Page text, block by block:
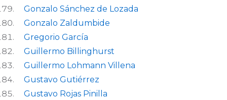
Gonzalo Sánchez de Lozada
Gonzalo Zaldumbide
Gregorio García
Guillermo Billinghurst
Guillermo Lohmann Villena
Gustavo Gutiérrez
Gustavo Rojas Pinilla